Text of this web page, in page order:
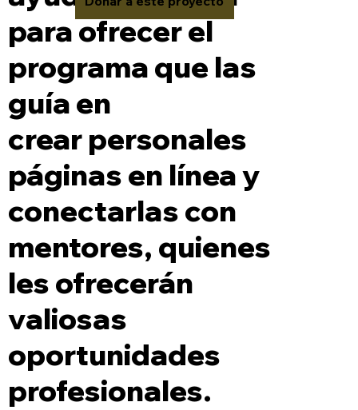
para ofrecer el
programa que las
guía en
crear personales
páginas en línea y
conectarlas con
mentores, quienes
les ofrecerán
valiosas
oportunidades
profesionales.